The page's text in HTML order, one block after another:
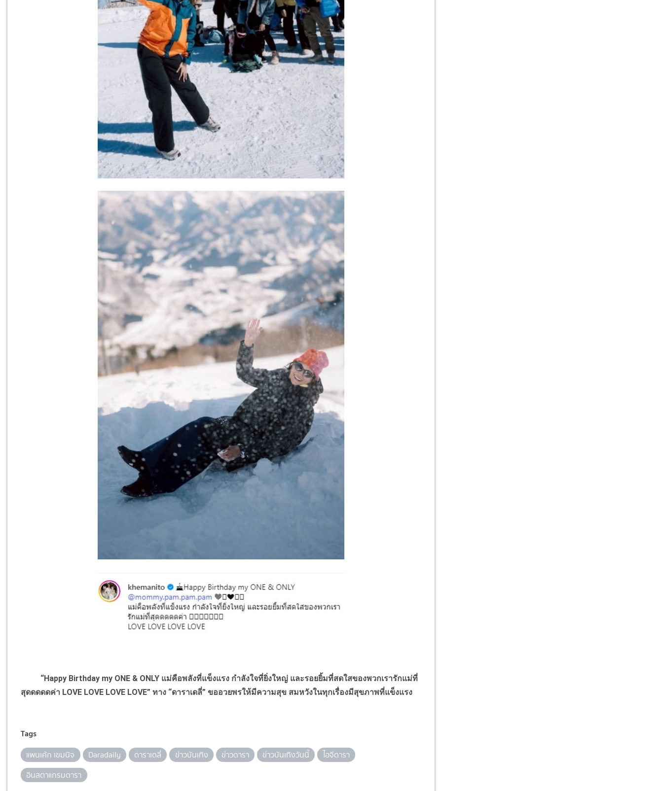
“Happy Birthday my ONE & ONLY แม่คือพลังที่แข็งแรง กำลังใจที่ยิ่งใหญ่ และรอยยิ้มที่สดใสของพวกเรารักแม่ที่
สุดดดดดค่า LOVE LOVE LOVE LOVE” ทาง “ดาราเดลี่” ขออวยพรให้มีความสุข สมหวังในทุกเรื่องมีสุขภาพที่แข็งแรง
Tags
แพนเค้ก เขมนิจ Daradaily ดาราเดลี่ ข่าวบันเทิง ข่าวดารา ข่าวบันเทิงวันนี้
ไอจีดารา
อินสตาแกรมดารา